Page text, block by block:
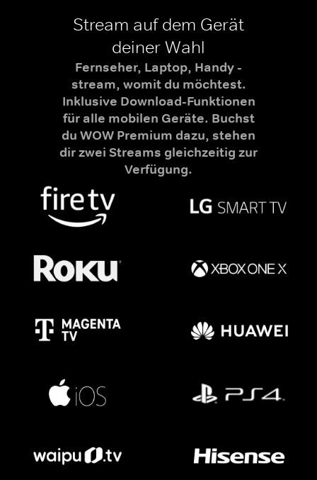
Stream auf dem Gerät
deiner Wahl
Fernseher, Laptop, Handy -
stream, womit du möchtest.
Inklusive Download-Funktionen
für alle mobilen Geräte. Buchst
du WOW Premium dazu, stehen
dir zwei Streams gleichzeitig zur
Verfügung.